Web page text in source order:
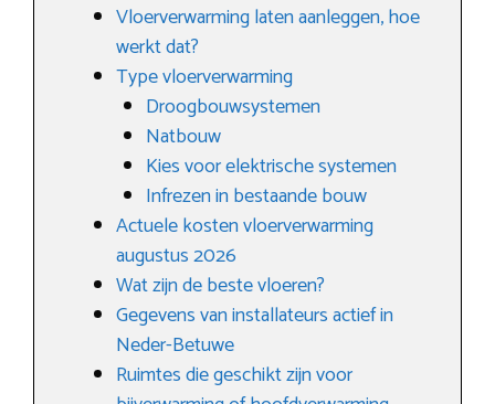
Vloerverwarming laten aanleggen, hoe
werkt dat?
Type vloerverwarming
Droogbouwsystemen
Natbouw
Kies voor elektrische systemen
Infrezen in bestaande bouw
Actuele kosten vloerverwarming
augustus 2026
Wat zijn de beste vloeren?
Gegevens van installateurs actief in
Neder-Betuwe
Ruimtes die geschikt zijn voor